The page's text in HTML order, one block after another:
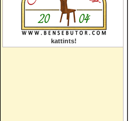
kattints!